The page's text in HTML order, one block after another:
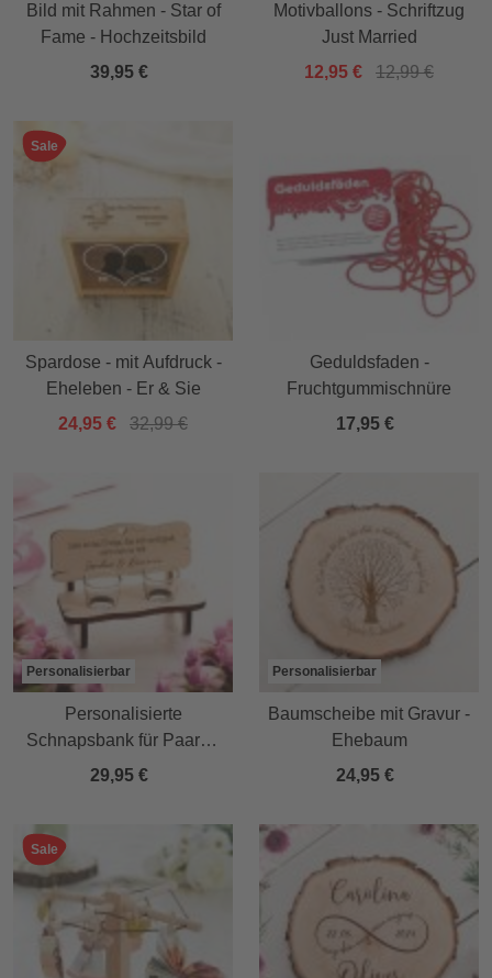
Bild mit Rahmen - Star of
Fame - Hochzeitsbild
39,95 €
Motivballons - Schriftzug
Just Married
12,95 €
12,99 €
Sale
Spardose - mit Aufdruck -
Eheleben - Er & Sie
24,95 €
32,99 €
Geduldsfaden -
Fruchtgummischnüre
17,95 €
Personalisierbar
Personalisierte
Schnapsbank für Paare -
Liebe verdoppelt sich
29,95 €
Personalisierbar
Baumscheibe mit Gravur -
Ehebaum
24,95 €
Sale